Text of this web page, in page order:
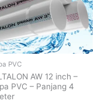
PVC
AW 12 inch –
PVC – Panjang 4